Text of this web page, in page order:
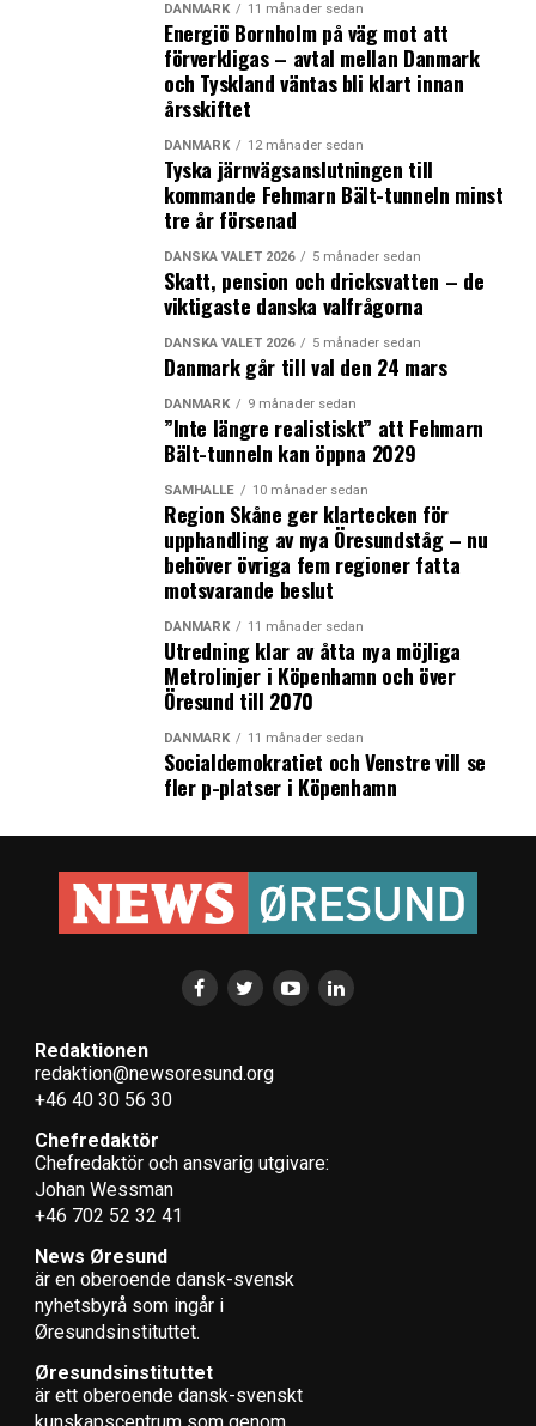
DANMARK 11 månader sedan
Energiö Bornholm på väg mot att
förverkligas – avtal mellan Danmark
och Tyskland väntas bli klart innan
årsskiftet
DANMARK 12 månader sedan
Tyska järnvägsanslutningen till
kommande Fehmarn Bält-tunneln minst
tre år försenad
DANSKA VALET 2026 5 månader sedan
Skatt, pension och dricksvatten – de
viktigaste danska valfrågorna
DANSKA VALET 2026 5 månader sedan
Danmark går till val den 24 mars
DANMARK 9 månader sedan
”Inte längre realistiskt” att Fehmarn
Bält-tunneln kan öppna 2029
SAMHÄLLE 10 månader sedan
Region Skåne ger klartecken för
upphandling av nya Öresundståg – nu
behöver övriga fem regioner fatta
motsvarande beslut
DANMARK 11 månader sedan
Utredning klar av åtta nya möjliga
Metrolinjer i Köpenhamn och över
Öresund till 2070
DANMARK 11 månader sedan
Socialdemokratiet och Venstre vill se
fler p-platser i Köpenhamn
Redaktionen
redaktion@newsoresund.org
+46 40 30 56 30
Chefredaktör
Chefredaktör och ansvarig utgivare:
Johan Wessman
+46 702 52 32 41
News Øresund
är en oberoende dansk-svensk
nyhets­byrå som ingår i
Øresundsinstituttet.
Øresundsinstituttet
är ett oberoende dansk-svenskt